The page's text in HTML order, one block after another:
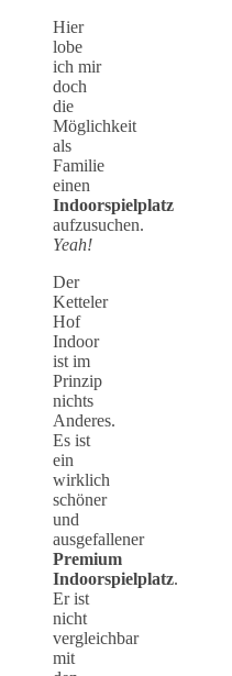
Hier
lobe
ich mir
doch
die
Möglichkeit
als
Familie
einen
Indoorspielplatz
aufzusuchen.
Yeah!
Der
Ketteler
Hof
Indoor
ist im
Prinzip
nichts
Anderes.
Es ist
ein
wirklich
schöner
und
ausgefallener
Premium
Indoorspielplatz.
Er ist
nicht
vergleichbar
mit